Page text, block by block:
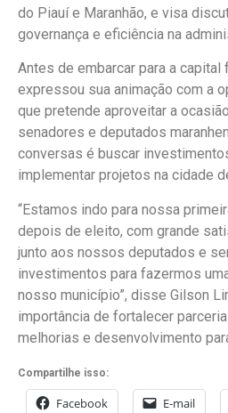
do Piauí e Maranhão, e visa
governança e eficiência na
Antes de embarcar para a capital
expressou sua animação com a
que pretende aproveitar a
senadores e deputados
conversas é buscar
implementar projetos na cidade
“Estamos indo para nossa
depois de eleito, com grande
junto aos nossos deputados e
investimentos para fazermos
nosso município”, disse Gilson
importância de fortalecer
melhorias e desenvolvimento
Compartilhe isso:
Facebook E-mail